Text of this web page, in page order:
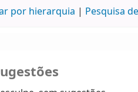
por hierarquia Pesquisa